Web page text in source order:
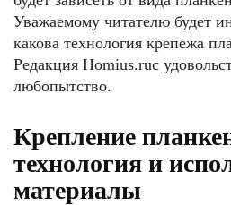
Уважаемому читателю будет
какова технология крепежа
Редакция Homius.ruс
любопытство.
Крепление
технология и
материалы